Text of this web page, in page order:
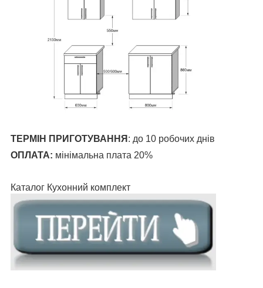
ТЕРМІН ПРИГОТУВАННЯ : до 10 робочих днів
ОПЛАТА: мінімальна плата 20%
Каталог Кухонний комплект